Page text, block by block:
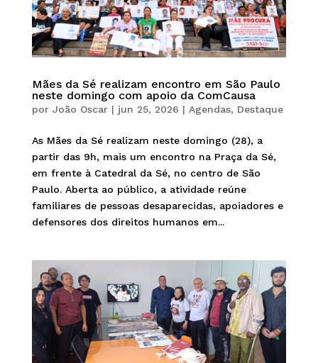
Mães da Sé realizam encontro em São Paulo
neste domingo com apoio da ComCausa
por João Oscar| jun 25, 2026 | Agendas, Destaque
As Mães da Sé realizam neste domingo (28), a
partir das 9h, mais um encontro na Praça da Sé,
em frente à Catedral da Sé, no centro de São
Paulo. Aberta ao público, a atividade reúne
familiares de pessoas desaparecidas, apoiadores e
defensores dos direitos humanos em...